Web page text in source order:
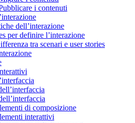
i contenuti
dell’interazione
per definire l’interazione
tra scenari e user stories
di composizione
interattivi